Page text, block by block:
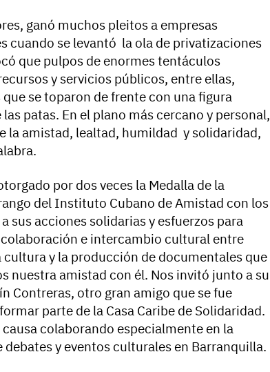
ganó muchos pleitos a empresas
cuando se levantó la ola de privatizaciones
que pulpos de enormes tentáculos
y servicios públicos, entre ellas,
se toparon de frente con una figura
patas. En el plano más cercano y personal,
la amistad, lealtad, humildad y solidaridad,
por dos veces la Medalla de la
del Instituto Cubano de Amistad con los
sus acciones solidarias y esfuerzos para
e intercambio cultural entre
cultura y la producción de documentales que
nuestra amistad con él. Nos invitó junto a su
Contreras, otro gran amigo que se fue
parte de la Casa Caribe de Solidaridad.
colaborando especialmente en la
debates y eventos culturales en Barranquilla.